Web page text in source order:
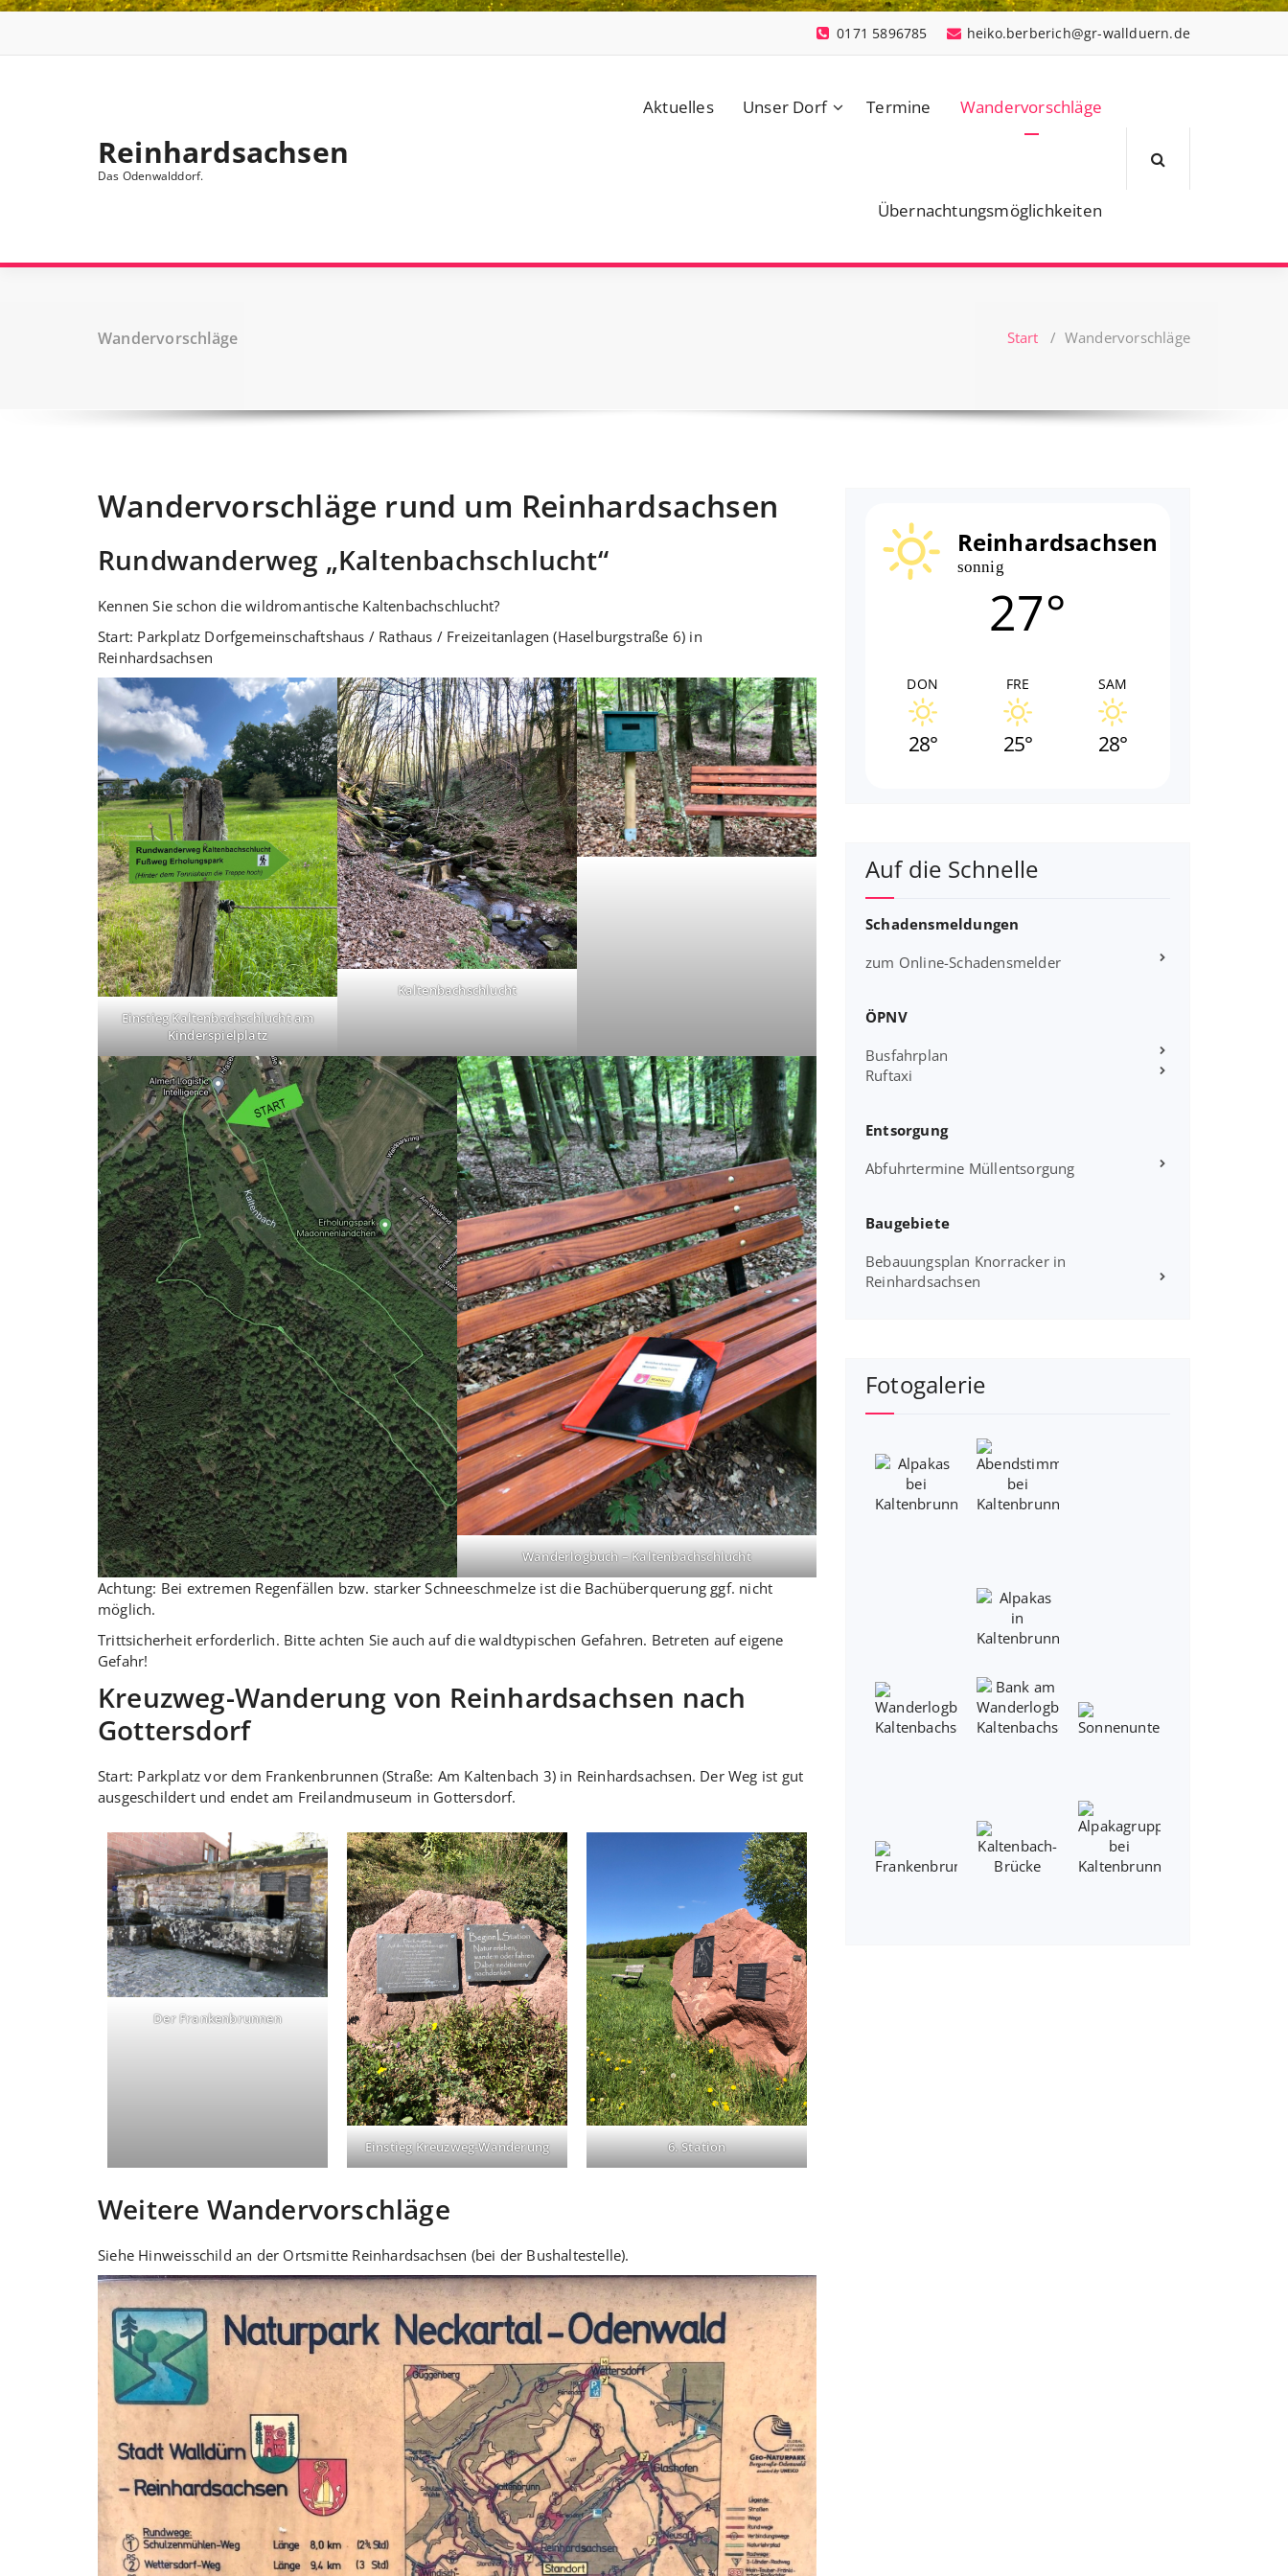
heiko.berberich@gr-wallduern.de
0171 5896785
Reinhardsachsen
Das Odenwalddorf.
Aktuelles Unser Dorf Termine Wandervorschläge
Übernachtungsmöglichkeiten
Wandervorschläge Start / Wandervorschläge
Wandervorschläge rund um Reinhardsachsen
Rundwanderweg „Kaltenbachschlucht“
Kennen Sie schon die wildromantische Kaltenbachschlucht?
Start: Parkplatz Dorfgemeinschaftshaus / Rathaus / Freizeitanlagen (Haselburgstraße 6) in
Reinhardsachsen
Einstieg Kaltenbachschlucht am
Kinderspielplatz
Kaltenbachschlucht
Wanderlogbuch – Kaltenbachschlucht
Achtung: Bei extremen Regenfällen bzw. starker Schneeschmelze ist die Bachüberquerung ggf. nicht
möglich.
Trittsicherheit erforderlich. Bitte achten Sie auch auf die waldtypischen Gefahren. Betreten auf eigene
Gefahr!
Kreuzweg-Wanderung von Reinhardsachsen nach
Gottersdorf
Start: Parkplatz vor dem Frankenbrunnen (Straße: Am Kaltenbach 3) in Reinhardsachsen. Der Weg ist gut
ausgeschildert und endet am Freilandmuseum in Gottersdorf.
Der Frankenbrunnen
Einstieg Kreuzweg-Wanderung 6. Station
Weitere Wandervorschläge
Siehe Hinweisschild an der Ortsmitte Reinhardsachsen (bei der Bushaltestelle).
Reinhardsachsen
sonnig
27°
DON
28°
FRE
25°
SAM
28°
Auf die Schnelle
Schadensmeldungen
zum Online-Schadensmelder
ÖPNV
Busfahrplan
Ruftaxi
Entsorgung
Abfuhrtermine Müllentsorgung
Baugebiete
Bebauungsplan Knorracker in
Reinhardsachsen
Fotogalerie